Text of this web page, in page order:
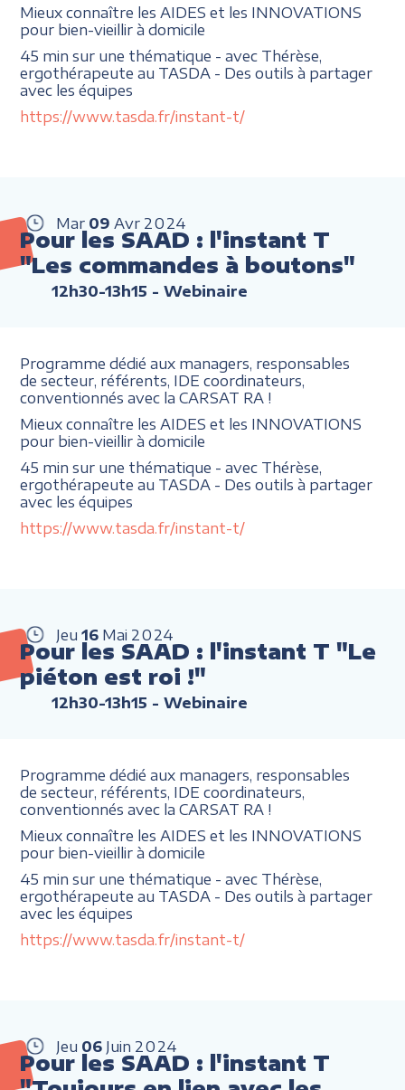
Mieux connaître les AIDES et les INNOVATIONS
pour bien-vieillir à domicile
45 min sur une thématique - avec Thérèse,
ergothérapeute au TASDA - Des outils à partager
avec les équipes
https://www.tasda.fr/instant-t/
Mar 09 Avr 2024
Pour les SAAD : l'instant T
"Les commandes à boutons"
12h30-13h15 - Webinaire
Programme dédié aux managers, responsables
de secteur, référents, IDE coordinateurs,
conventionnés avec la CARSAT RA !
Mieux connaître les AIDES et les INNOVATIONS
pour bien-vieillir à domicile
45 min sur une thématique - avec Thérèse,
ergothérapeute au TASDA - Des outils à partager
avec les équipes
https://www.tasda.fr/instant-t/
Jeu 16 Mai 2024
Pour les SAAD : l'instant T "Le
piéton est roi !"
12h30-13h15 - Webinaire
Programme dédié aux managers, responsables
de secteur, référents, IDE coordinateurs,
conventionnés avec la CARSAT RA !
Mieux connaître les AIDES et les INNOVATIONS
pour bien-vieillir à domicile
45 min sur une thématique - avec Thérèse,
ergothérapeute au TASDA - Des outils à partager
avec les équipes
https://www.tasda.fr/instant-t/
Jeu 06 Juin 2024
Pour les SAAD : l'instant T